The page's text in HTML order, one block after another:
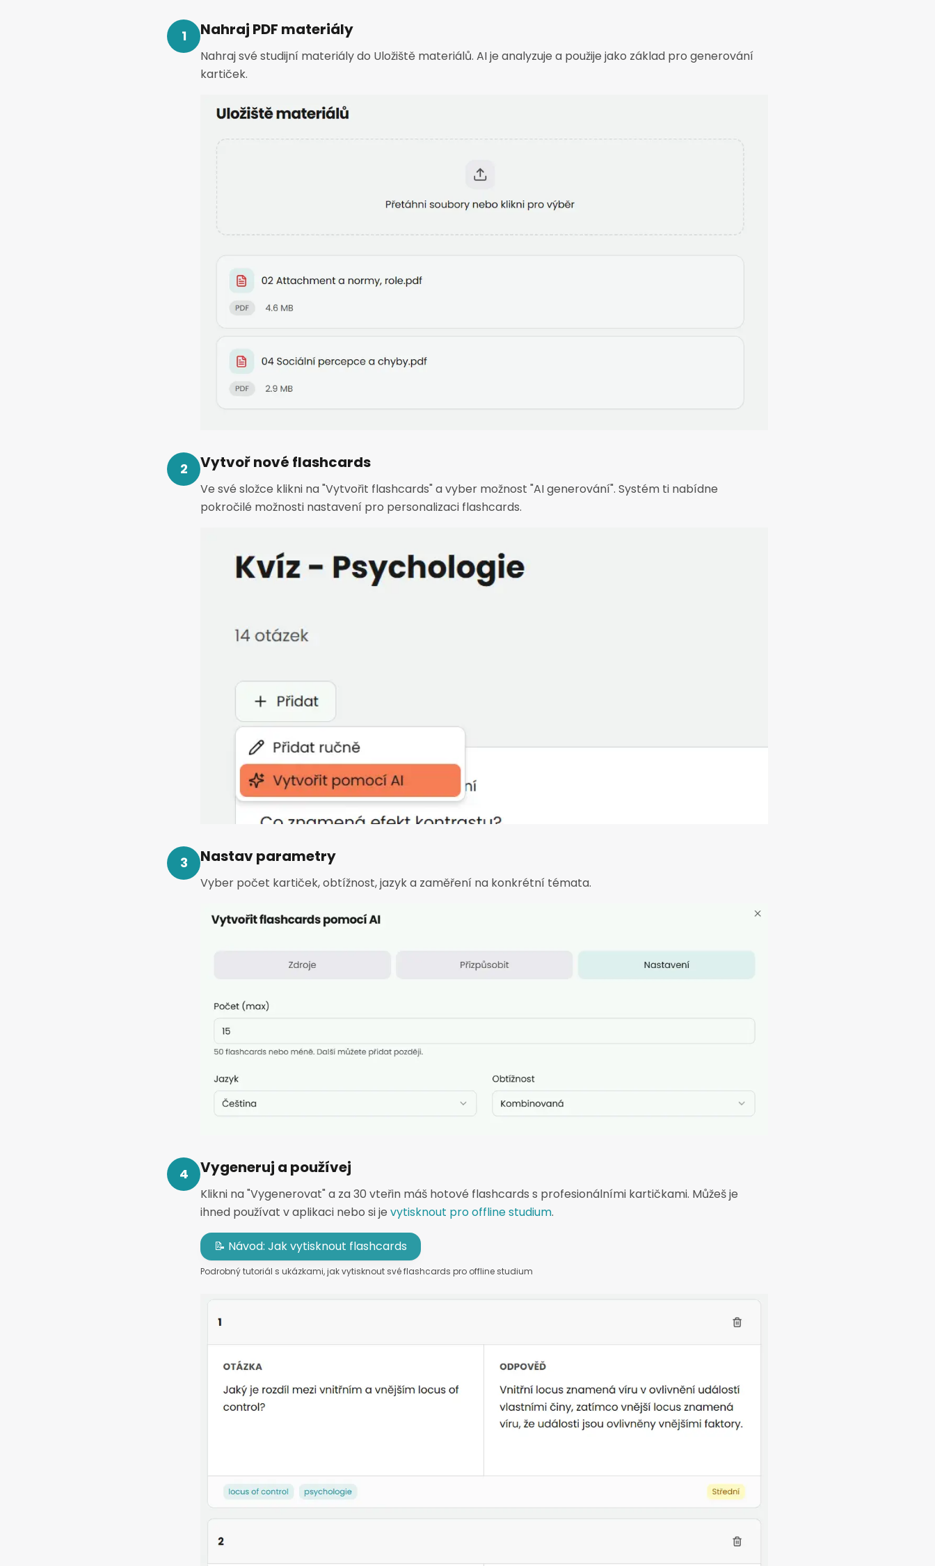
1 Nahraj PDF materiály
Nahraj své studijní materiály do Uložiště materiálů. AI je analyzuje a použije jako základ pro generování
kartiček.
2 Vytvoř nové flashcards
Ve své složce klikni na "Vytvořit flashcards" a vyber možnost "AI generování". Systém ti nabídne
pokročilé možnosti nastavení pro personalizaci flashcards.
3 Nastav parametry
Vyber počet kartiček, obtížnost, jazyk a zaměření na konkrétní témata.
4 Vygeneruj a používej
Klikni na "Vygenerovat" a za 30 vteřin máš hotové flashcards s profesionálními kartičkami. Můžeš je
ihned používat v aplikaci nebo si je vytisknout pro offline studium.
📝 Návod: Jak vytisknout flashcards
Podrobný tutoriál s ukázkami, jak vytisknout své flashcards pro offline studium